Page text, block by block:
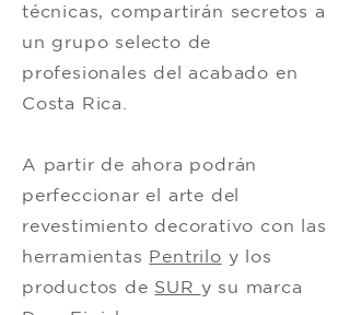
técnicas, compartirán secretos a
un grupo selecto de
profesionales del acabado en
Costa Rica.
A partir de ahora podrán
perfeccionar el arte del
revestimiento decorativo con las
herramientas Pentrilo y los
productos de SUR y su marca